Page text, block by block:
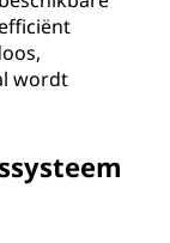
wordt